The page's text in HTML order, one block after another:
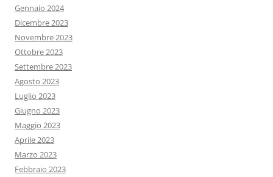
Gennaio 2024
Dicembre 2023
Novembre 2023
Ottobre 2023
Settembre 2023
Agosto 2023
Luglio 2023
Giugno 2023
Maggio 2023
Aprile 2023
Marzo 2023
Febbraio 2023